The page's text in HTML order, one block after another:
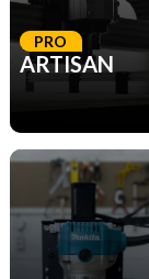
ARTISAN
PRO